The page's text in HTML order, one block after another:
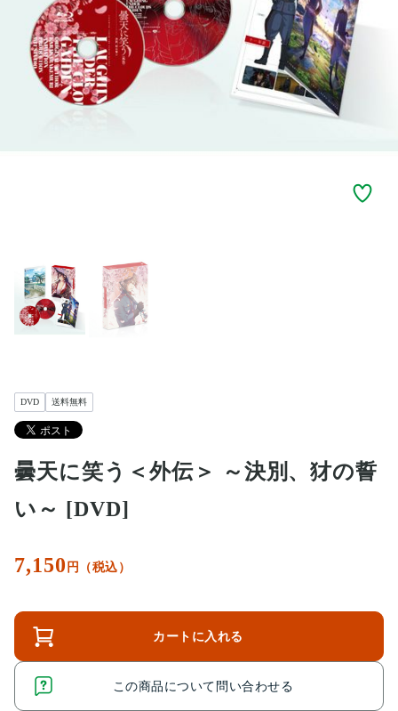
DVD 送料無料
曇天に笑う＜外伝＞ ～決別、犲の誓
い～ [DVD]
7,150 円（税込）
カートに入れる
この商品について問い合わせる